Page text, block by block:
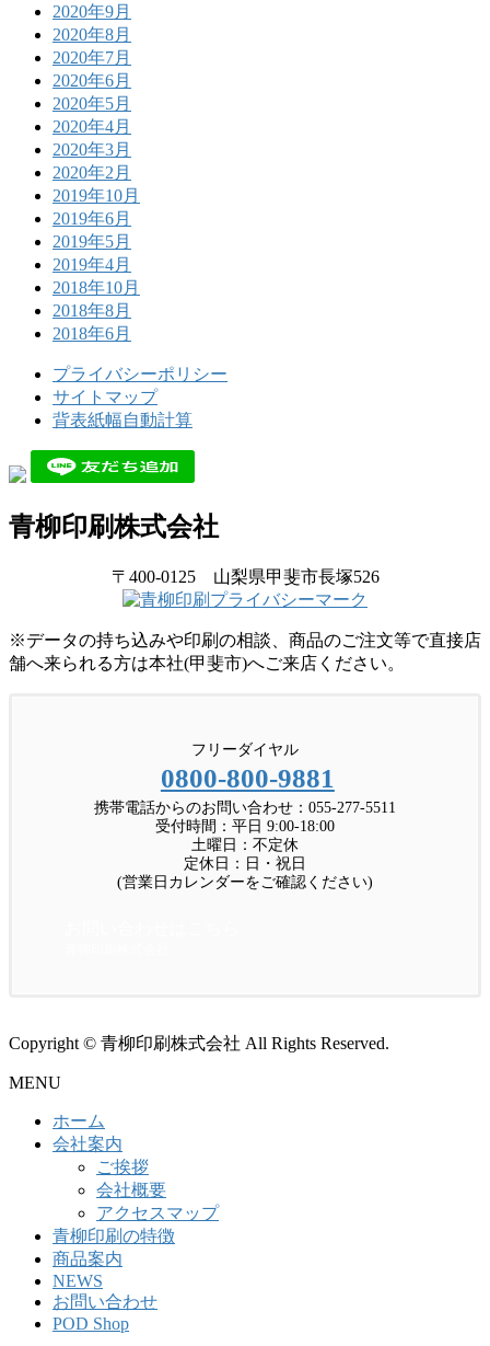
2020年9月
2020年8月
2020年7月
2020年6月
2020年5月
2020年4月
2020年3月
2020年2月
2019年10月
2019年6月
2019年5月
2019年4月
2018年10月
2018年8月
2018年6月
プライバシーポリシー
サイトマップ
背表紙幅自動計算
青柳印刷株式会社
〒400-0125 山梨県甲斐市長塚526
※データの持ち込みや印刷の相談、商品のご注文等で直接店
舗へ来られる方は本社(甲斐市)へご来店ください。
フリーダイヤル
0800-800-9881
携帯電話からのお問い合わせ：055-277-5511
受付時間：平日 9:00-18:00
土曜日：不定休
定休日：日・祝日
(営業日カレンダーをご確認ください)
Copyright © 青柳印刷株式会社 All Rights Reserved.
MENU
ホーム
会社案内
ご挨拶
会社概要
アクセスマップ
青柳印刷の特徴
商品案内
NEWS
お問い合わせ
POD Shop